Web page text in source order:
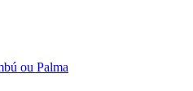
ou Palma